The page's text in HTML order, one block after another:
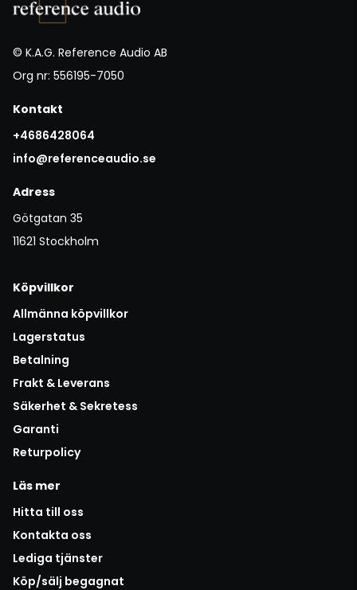
© K.A.G. Reference Audio AB
Org nr: 556195-7050
Kontakt
+4686428064
info@referenceaudio.se
Adress
Götgatan 35
11621 Stockholm
Köpvillkor
Allmänna köpvillkor
Lagerstatus
Betalning
Frakt & Leverans
Säkerhet & Sekretess
Garanti
Returpolicy
Läs mer
Hitta till oss
Kontakta oss
Lediga tjänster
Köp/sälj begagnat